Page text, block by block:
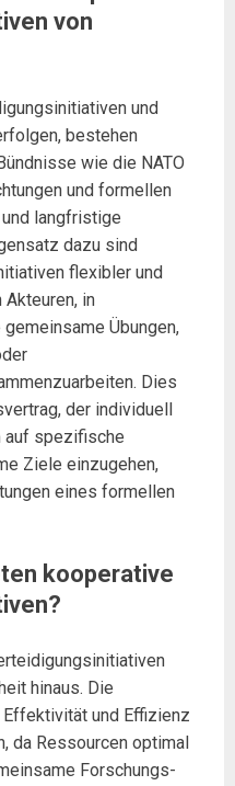
von
und
bestehen
wie die NATO
und formellen
langfristige
dazu sind
flexibler und
in
Übungen,
Dies
der individuell
auf spezifische
Ziele einzugehen,
eines formellen
kooperative
hinaus. Die
und Effizienz
da Ressourcen optimal
Forschungs-